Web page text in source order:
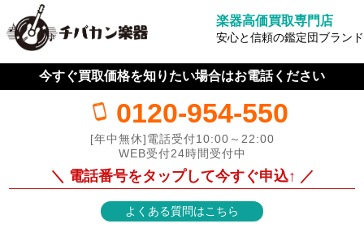
楽器高価買取専門店
安心と信頼の鑑定団ブランド
今すぐ買取価格を知りたい場合はお電話ください
0120-954-550
[年中無休]電話受付10:00～22:00
WEB受付24時間受付中
＼ 電話番号をタップして今すぐ申込↑ ／
よくある質問はこちら